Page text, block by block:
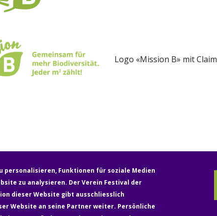
Logo «Mission B» mit Claim
Rechtliches & Datenschutz
personalisieren, Funktionen für soziale Medien
zu analysieren. Der Verein Festival der
dieser Website gibt ausschliesslich
Website an seine Partner weiter. Persönliche